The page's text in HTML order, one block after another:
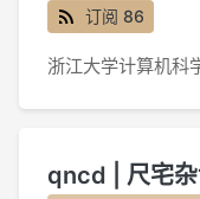
订阅 86
浙江大学计算机科
qncd | 尺宅